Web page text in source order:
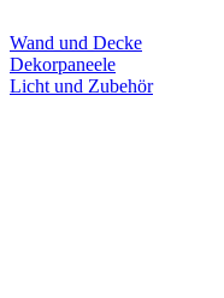
Wand und Decke
Dekorpaneele
Licht und Zubehör